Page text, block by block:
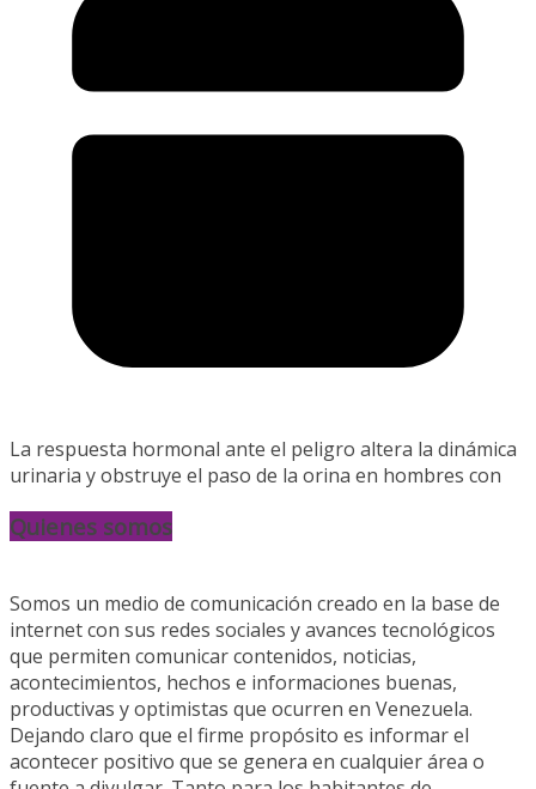
La respuesta hormonal ante el peligro altera la dinámica
urinaria y obstruye el paso de la orina en hombres con
Quienes somos
Somos un medio de comunicación creado en la base de
internet con sus redes sociales y avances tecnológicos
que permiten comunicar contenidos, noticias,
acontecimientos, hechos e informaciones buenas,
productivas y optimistas que ocurren en Venezuela.
Dejando claro que el firme propósito es informar el
acontecer positivo que se genera en cualquier área o